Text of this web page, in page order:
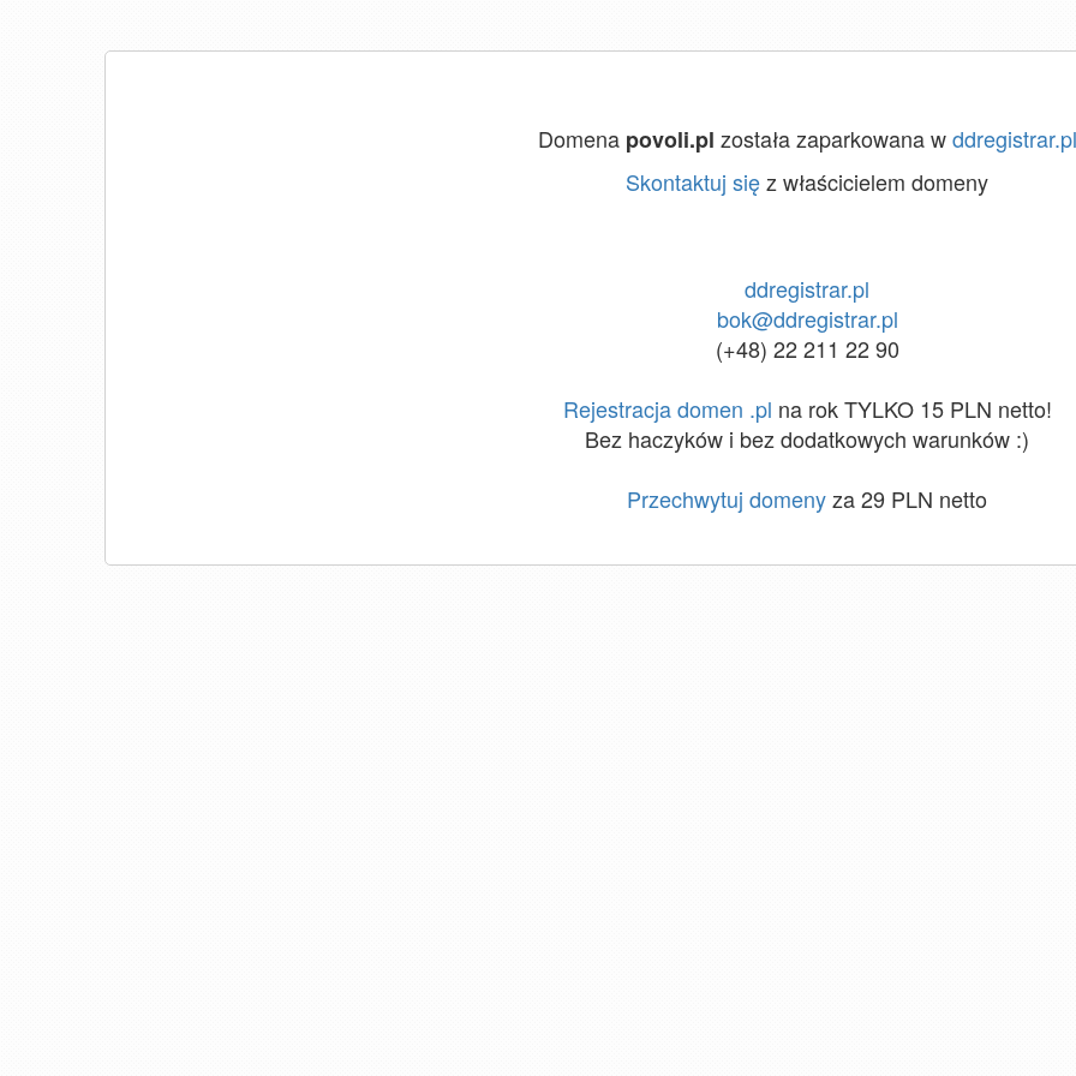
Domena povoli.pl została zaparkowana wddregistrar.pl
Skontaktuj sięz właścicielem domeny
ddregistrar.pl
bok@ddregistrar.pl
(+48) 22 211 22 90
Rejestracja domen .pl na rok TYLKO 15 PLN netto!
Bez haczyków i bez dodatkowych warunków :)
Przechwytuj domenyza 29 PLN netto